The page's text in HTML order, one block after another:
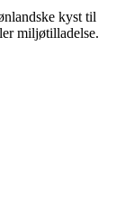
kyst til
miljøtilladelse.